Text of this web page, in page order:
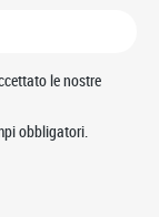
le nostre
obbligatori.